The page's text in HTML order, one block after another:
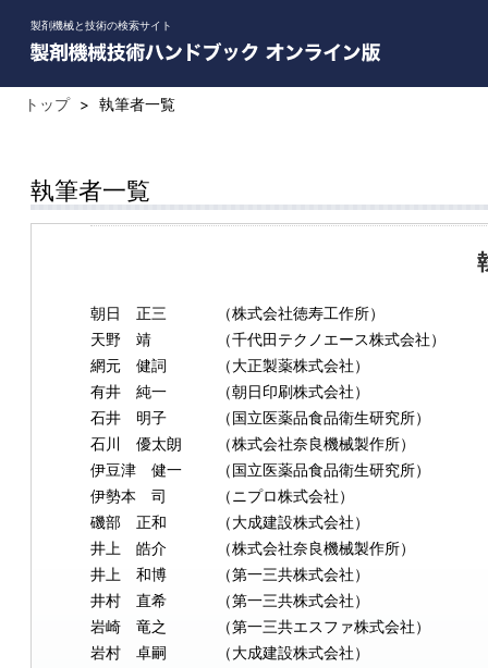
製剤機械と技術の検索サイト
トップ > 執筆者一覧
執筆者一覧
朝日 正三
天野 靖
網元 健詞
有井 純一
石井 明子
石川 優太朗
伊豆津 健一
伊勢本 司
磯部 正和
井上 皓介
井上 和博
井村 直希
岩崎 竜之
岩村 卓嗣
（株式会社徳寿工作所）
（千代田テクノエース株式会社）
（大正製薬株式会社）
（朝日印刷株式会社）
（国立医薬品食品衛生研究所）
（株式会社奈良機械製作所）
（国立医薬品食品衛生研究所）
（ニプロ株式会社）
（大成建設株式会社）
（株式会社奈良機械製作所）
（第一三共株式会社）
（第一三共株式会社）
（第一三共エスファ株式会社）
（大成建設株式会社）